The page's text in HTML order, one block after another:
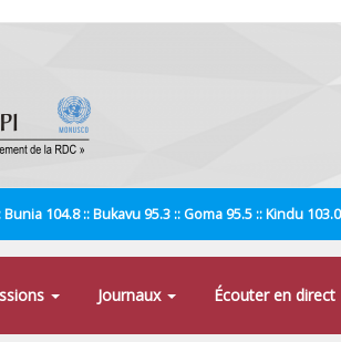
Bunia 104.8 :: Bukavu 95.3 :: Goma 95.5 :: Kindu
Journaux Écouter en direct